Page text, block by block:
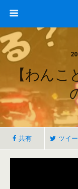
【わん
共有 ツイ